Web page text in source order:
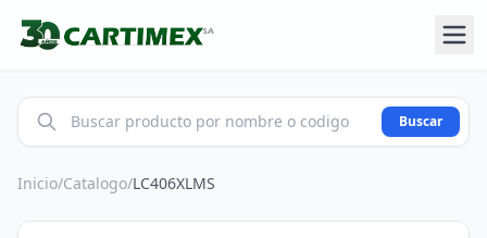
Buscar
Inicio/Catalogo/LC406XLMS